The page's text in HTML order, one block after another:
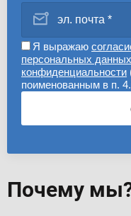
Почему
Я выражаю
персональных данных
конфиденциальности
поименованным в п.